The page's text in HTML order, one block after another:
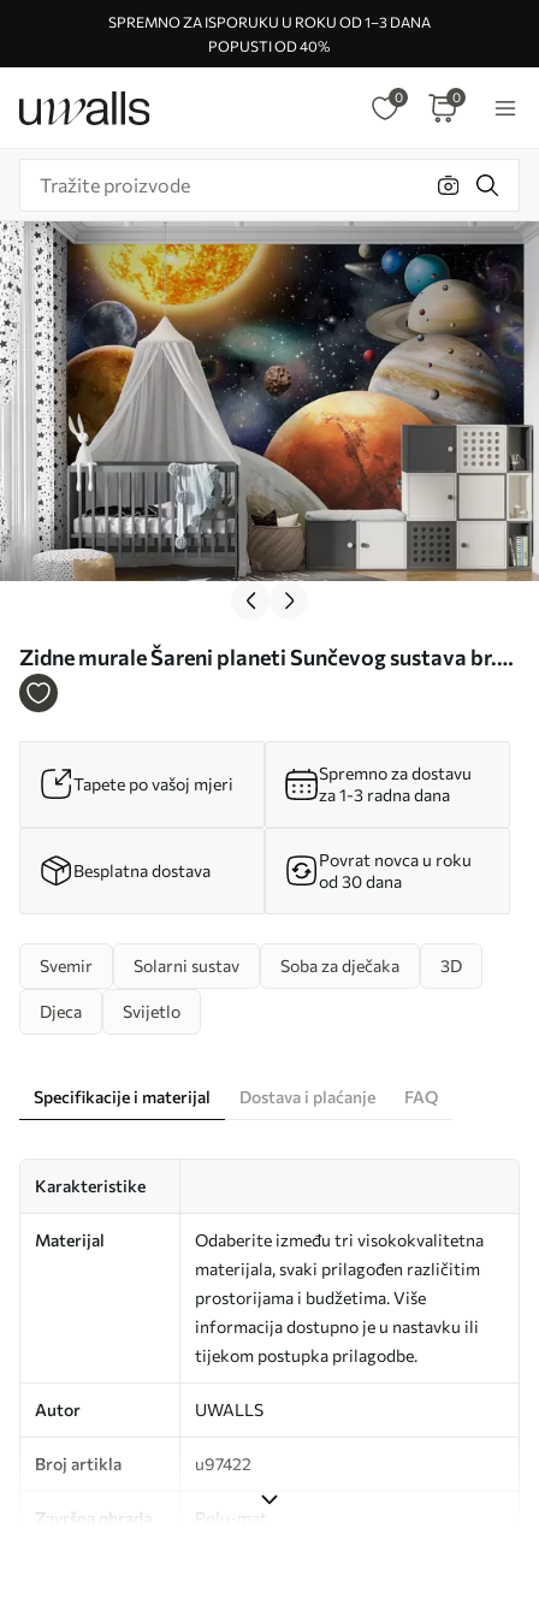
SPREMNO ZA ISPORUKU U ROKU OD 1–3 DANA
POPUSTI OD 40%
0 0
Zidne murale Šareni planeti Sunčevog sustava br.
u97422
Tapete po vašoj mjeri
Spremno za dostavu
za 1-3 radna dana
Besplatna dostava
Povrat novca u roku
od 30 dana
Svemir Solarni sustav Soba za dječaka 3D
Djeca Svijetlo
Specifikacije i materijal Dostava i plaćanje FAQ
Karakteristike
Materijal
Odaberite između tri visokokvalitetna
materijala, svaki prilagođen različitim
prostorijama i budžetima. Više
informacija dostupno je u nastavku ili
tijekom postupka prilagodbe.
Autor UWALLS
Broj artikla u97422
Završna obrada Polu-mat.